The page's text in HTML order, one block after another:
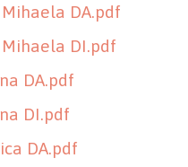
DA.pdf
DI.pdf
DA.pdf
DI.pdf
DA.pdf